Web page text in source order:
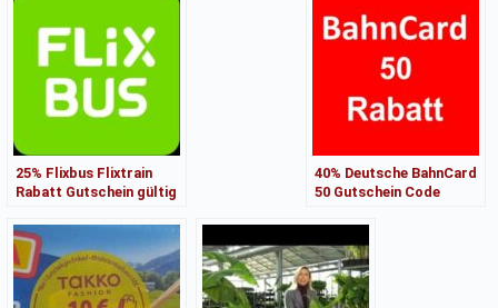
25% Flixbus Flixtrain
Rabatt Gutschein gültig
40% Deutsche BahnCard
50 Gutschein Code